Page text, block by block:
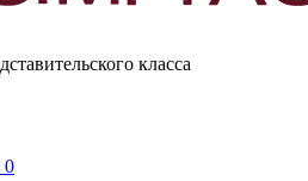
класса
0